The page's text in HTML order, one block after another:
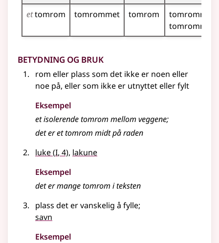
ettomrom tomrommet tomrom
tomromma
Betydning og bruk
rom eller plass som det ikke er noen eller
noe på, eller som ikke er utnyttetellerfylt
Eksempel
et isolerendetomrom mellom veggene;
det er ettomrom midt på raden
luke(1
I, 4), lakune
Eksempel
det er mangetomrom i teksten
plass det er vanskelig å fylle;
savn
Eksempel